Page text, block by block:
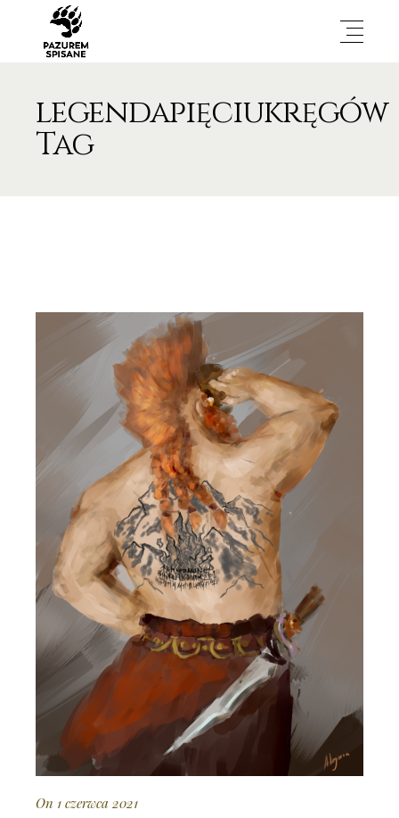
legendapięciukręgów
Tag
On 1 czerwca 2021